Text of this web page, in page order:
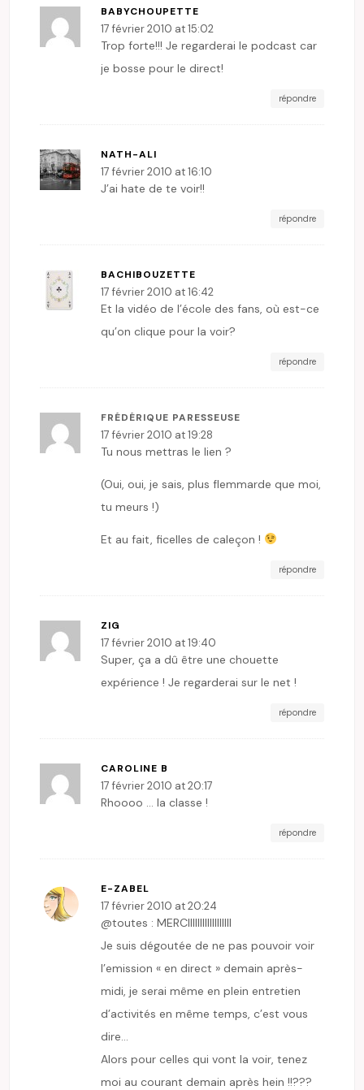
BABYCHOUPETTE
17 février 2010 at 15:02
Trop forte!!! Je regarderai le podcast car
je bosse pour le direct!
répondre
NATH-ALI
17 février 2010 at 16:10
J’ai hate de te voir!!
répondre
BACHIBOUZETTE
17 février 2010 at 16:42
Et la vidéo de l’école des fans, où est-ce
qu’on clique pour la voir?
répondre
FRÉDÉRIQUE PARESSEUSE
17 février 2010 at 19:28
Tu nous mettras le lien ?
(Oui, oui, je sais, plus flemmarde que moi,
tu meurs !)
Et au fait, ficelles de caleçon !
répondre
ZIG
17 février 2010 at 19:40
Super, ça a dû être une chouette
expérience ! Je regarderai sur le net !
répondre
CAROLINE B
17 février 2010 at 20:17
Rhoooo … la classe !
répondre
E-ZABEL
17 février 2010 at 20:24
@toutes : MERCIIIIIIIIIIIIIIIIII
Je suis dégoutée de ne pas pouvoir voir
l’emission « en direct » demain après-
midi, je serai même en plein entretien
d’activités en même temps, c’est vous
dire…
Alors pour celles qui vont la voir, tenez
moi au courant demain après hein !!???